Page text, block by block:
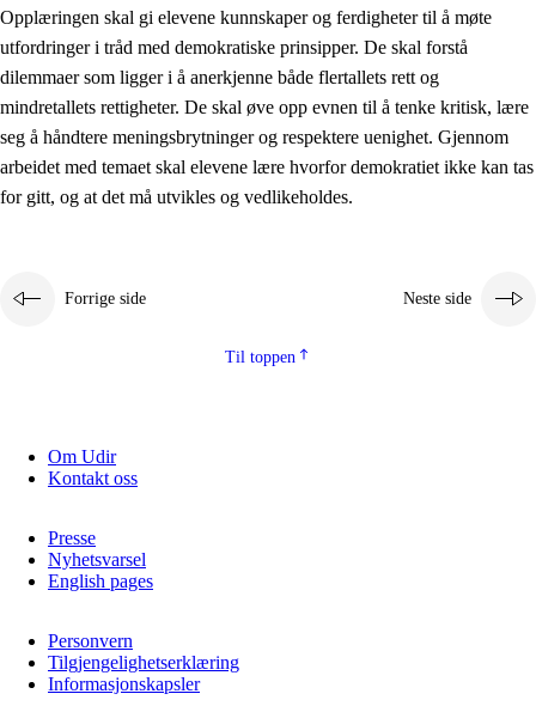
2.4 Å lære å lære
Tverrfaglige temaer
2.5 Tverrfaglige temaer
2.5.1 Folkehelse og livsmestring
2.5.2 Demokrati og medborgerskap
Opplæringen skal gi elevene kunnskaper og ferdigheter til å møte
utfordringer i tråd med demokratiske prinsipper. De skal forstå
dilemmaer som ligger i å anerkjenne både flertallets rett og
mindretallets rettigheter. De skal øve opp evnen til å tenke kritisk, lære
seg å håndtere meningsbrytninger og respektere uenighet. Gjennom
arbeidet med temaet skal elevene lære hvorfor demokratiet ikke kan tas
for gitt, og at det må utvikles og vedlikeholdes.
Forrige side Neste side
Til toppen
Om Udir
Kontakt oss
Presse
Nyhetsvarsel
English pages
Personvern
Tilgjengelighetserklæring
Informasjonskapsler